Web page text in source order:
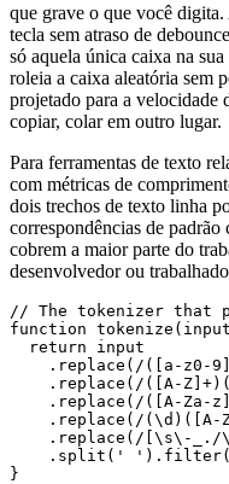
que grave o que você digita.
tecla sem atraso de
só aquela única caixa na
roleia a caixa aleatória sem
projetado para a velocidade
copiar, colar em outro lugar.
Para ferramentas de texto
com métricas de
dois trechos de texto linha
correspondências de padrão
cobrem a maior parte do
desenvolvedor ou
// The tokenizer that
function
  return input
.replace(/([a-z0-
.replace(/([A-
.replace(/([A-Za-
.replace(/
.replace(/[\s\-
.split('
}